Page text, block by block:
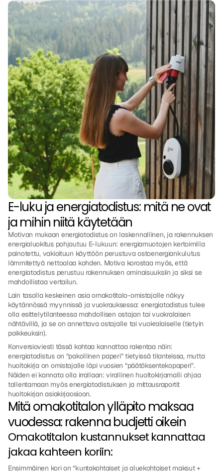
E-luku ja energiatodistus: mitä ne ovat
ja mihin niitä käytetään
Motivan mukaan energiatodistus on laskennallinen, ja rakennuksen
energialuokitus pohjautuu E-lukuun: energiamuotojen kertoimilla
painotettu, vakioituun käyttöön perustuva ostoenergiankulutus
lämmitettyä nettoalaa kohden. Motiva korostaa myös, että
energiatodistus perustuu rakennuksen ominaisuuksiin ja siksi se
mahdollistaa vertailun.
Lain tasolla keskeinen asia omakotitalo-omistajalle näkyy
käytännössä myynnissä ja vuokrauksessa: energiatodistus tulee
olla esittelytilanteessa mahdollisen ostajan tai vuokralaisen
nähtävillä, ja se on annettava ostajalle tai vuokralaiselle (tietyin
poikkeuksin).
Konversioviesti tässä kohtaa kannattaa rakentaa näin:
energiatodistus on “pakollinen paperi” tietyissä tilanteissa, mutta
huoltokirja on omistajalle läpi vuosien “päätöksentekopaperi”.
Näiden ei kannata olla irrallaan: virallinen huoltokirjamalli ohjaa
tallentamaan myös energiatodistuksen ja mittausraportit
huoltokirjan asiakirjaosioon.
Mitä omakotitalon ylläpito maksaa
vuodessa: rakenna budjetti oikein
Omakotitalon kustannukset kannattaa
jakaa kahteen koriin:
Ensimmäinen kori on “kuntakohtaiset ja aluekohtaiset maksut +